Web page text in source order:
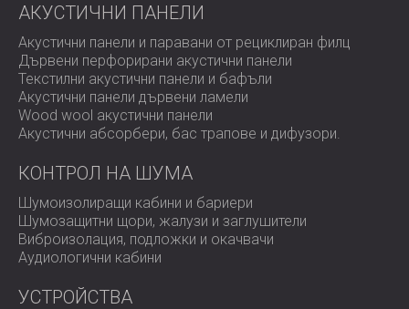
АКУСТИЧНИ ПАНЕЛИ
Акустични панели и паравани от рециклиран филц
Дървени перфорирани акустични панели
Текстилни акустични панели и бафъли
Акустични панели дървени ламели
Wood wool акустични панели
Акустични абсорбери, бас трапове и дифузoри.
КОНТРОЛ НА ШУМА
Шумоизолиращи кабини и бариери
Шумозащитни щори, жалузи и заглушители
Виброизолация, подложки и окачвачи
Аудиологични кабини
УСТРОЙСТВА